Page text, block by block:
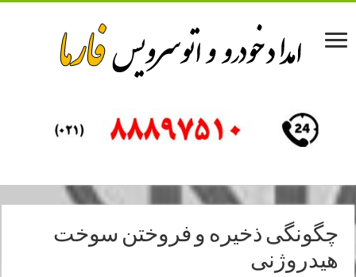
چگونگی ذخیره و فروختن سوخت
هیدروژنی